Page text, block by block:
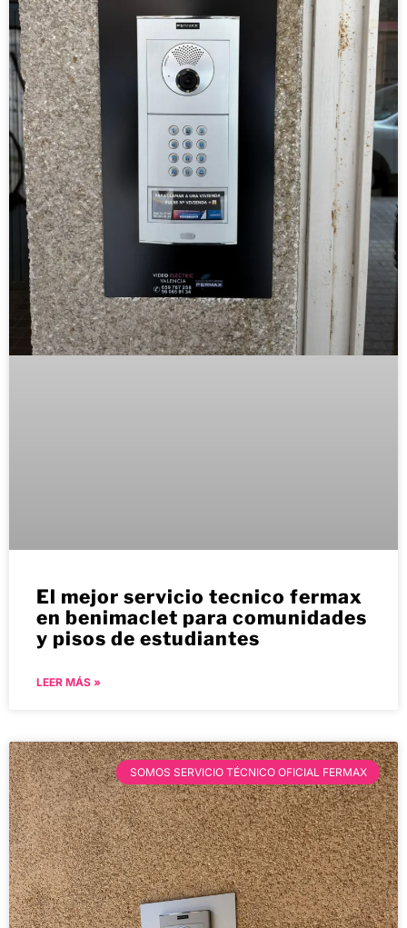
El mejor servicio tecnico fermax
en benimaclet para comunidades
y pisos de estudiantes
LEER MÁS »
SOMOS SERVICIO TÉCNICO OFICIAL FERMAX